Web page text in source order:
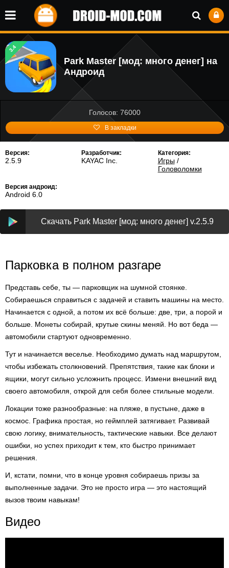
3.4
Park Master [мод: много денег] на
Андроид
Голосов: 76000
В закладки
Версия:
2.5.9
Разработчик:
KAYAC Inc.
Категория:
Игры/
Головоломки
Версия андроид:
Android 6.0
Скачать Park Master [мод: много денег] v.2.5.9
Парковка в полном разгаре
Представь себе, ты — парковщик на шумной стоянке.
Собираешься справиться с задачей и ставить машины на место.
Начинается с одной, а потом их всё больше: две, три, а порой и
больше. Монеты собирай, крутые скины меняй. Но вот беда —
автомобили стартуют одновременно.
Тут и начинается веселье. Необходимо думать над маршрутом,
чтобы избежать столкновений. Препятствия, такие как блоки и
ящики, могут сильно усложнить процесс. Измени внешний вид
своего автомобиля, открой для себя более стильные модели.
Локации тоже разнообразные: на пляже, в пустыне, даже в
космос. Графика простая, но геймплей затягивает. Развивай
свою логику, внимательность, тактические навыки. Все делают
ошибки, но успех приходит к тем, кто быстро принимает
решения.
И, кстати, помни, что в конце уровня собираешь призы за
выполненные задачи. Это не просто игра — это настоящий
вызов твоим навыкам!
Видео